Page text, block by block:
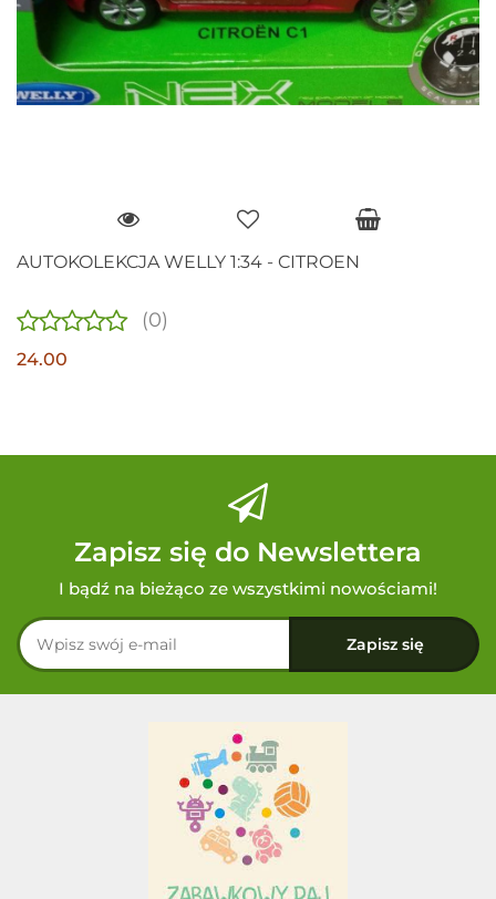
AUTOKOLEKCJA WELLY 1:34 - CITROEN
(0)
24.00
Zapisz się do Newslettera
I bądź na bieżąco ze wszystkimi nowościami!